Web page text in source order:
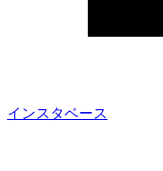
インスタベース